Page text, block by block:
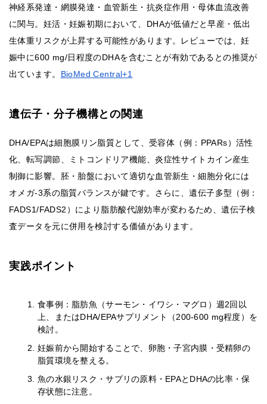
神経系発達・網膜発達・血管新生・抗炎症作用・母体血流改善
に関与。妊活・妊娠初期において、DHAが低値だと早産・低出
生体重リスクが上昇する可能性があります。レビューでは、妊
娠中に600 mg/日程度のDHAを含むことが有効であるとの推奨が
出ています。 BioMed Central+1
遺伝子・分子機構との関連
DHA/EPAは細胞膜リン脂質として、受容体（例：PPARs）活性
化、転写調節、ミトコンドリア機能、炎症性サイトカイン産生
制御に影響。胚・胎盤において適切な血管新生・細胞分化には
オメガ-3系の脂質バランスが鍵です。さらに、遺伝子多型（例：
FADS1/FADS2）により脂肪酸代謝効率が変わるため、遺伝子検
査データを元に併用を検討する価値があります。
実践ポイント
食事例：脂肪魚（サーモン・イワシ・マグロ）週2回以
上、またはDHA/EPAサプリメント（200-600 mg程度）を
検討。
妊娠前から開始することで、卵胞・子宮内膜・受精卵の
脂質環境を整える。
魚の水銀リスク・サプリの原料・EPAとDHAの比率・保
存状態に注意。